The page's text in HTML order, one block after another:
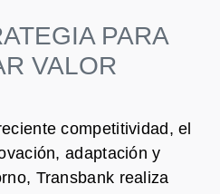
PARA
VALOR
competitividad, el
adaptación y
Transbank realiza